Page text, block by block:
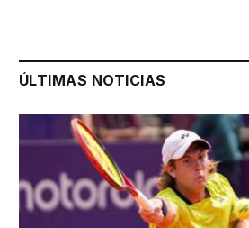
ÚLTIMAS NOTICIAS